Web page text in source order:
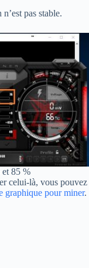
pas stable.
85 %
celui-là, vous pouvez
graphique pour miner.